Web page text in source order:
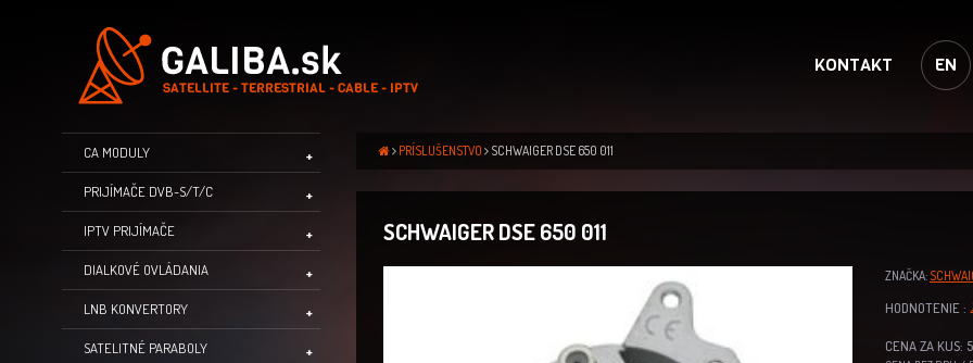
KONTAKT EN
PRÍSLUŠENSTVO SCHWAIGER DSE 650 011
SCHWAIGER DSE 650 011
ZNAČKA:
HODNOTENIE :
CENA ZA KUS:
CA MODULY
PRIJÍMAČE DVB-S/T/C
IPTV PRIJÍMAČE
DIALKOVÉ OVLÁDANIA
LNB KONVERTORY
SATELITNÉ PARABOLY